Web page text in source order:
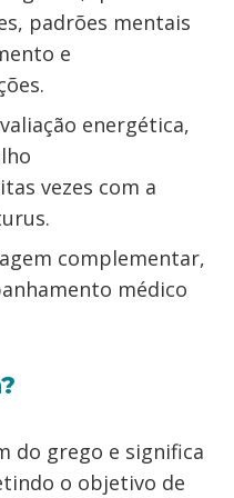
padrões mentais
e
energética,
vezes com a
complementar,
médico
do grego e significa
o objetivo de